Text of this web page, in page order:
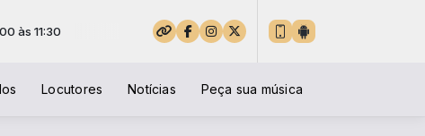
Locutores Notícias Peça sua música